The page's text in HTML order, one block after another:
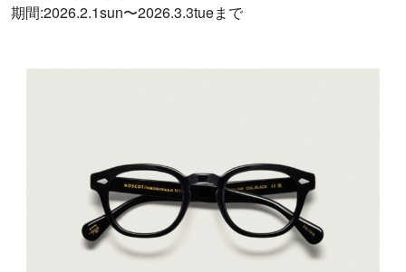
期間:2026.2.1sun〜2026.3.3tueまで